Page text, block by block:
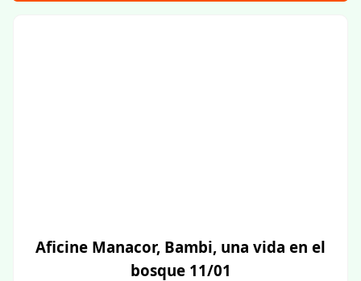
Aficine Manacor, Bambi, una vida en el
bosque 11/01